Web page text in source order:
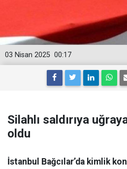
00:17
03 Nisan 2025
Silahlı saldırıya
oldu
İstanbul Bağcılar’da kimlik